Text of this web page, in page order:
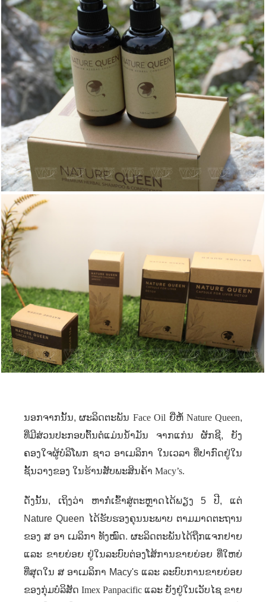
ນອກຈາກນັ້ນ, ຜະລິດຕະພັນ Face Oil ຍີ່ຫໍ້ Nature Queen,
ທີ່ມີສ່ວນປະກອບຕົ້ນຕໍແມ່ນນ້ໍາມັນ ຈາກແກ່ນ ຜັກຊີ, ຍັງ
ຄອງໃຈຜູ້ບໍລິໂພກ ຊາວ ອາເມລິກາ ໃນເວລາ ທີ່ປາກົດຢູ່ໃນ
ຊັ້ນວາງຂອງ ໃນຮ້ານສັບພະສິນຄ້າ Macy’s.
ດັ່ງນັ້ນ, ເຖິງວ່າ ຫາກໍ່ເຂົ້າສູ່ຕະຫຼາດໄດ້ພຽງ5 ປີ, ແຕ່
Nature Queen ໄດ້ຮັບຮອງຄຸນນະພາບ ຕາມມາດຕະຖານ
ຂອງ ສ ອາ ເມລິກາ ທັງໝົດ. ຜະລິດຕະພັນໄດ້ຖືກແຈກຢາຍ
ແລະ ຂາຍຍ່ອຍ ຢູ່ໃນລະບົບຕ່ອງໂສ້ການຂາຍຍ່ອຍ ທີ່ໃຫຍ່
ທີ່ສຸດໃນ ສ ອາເມລິກາ Macy's ແລະ ລະບົບການຂາຍຍ່ອຍ
ຂອງກຸ່ມບໍລິສັດ Imex Panpacific ແລະ ຍັງຢູ່ໃນເວັບໄຊ ຂາຍ